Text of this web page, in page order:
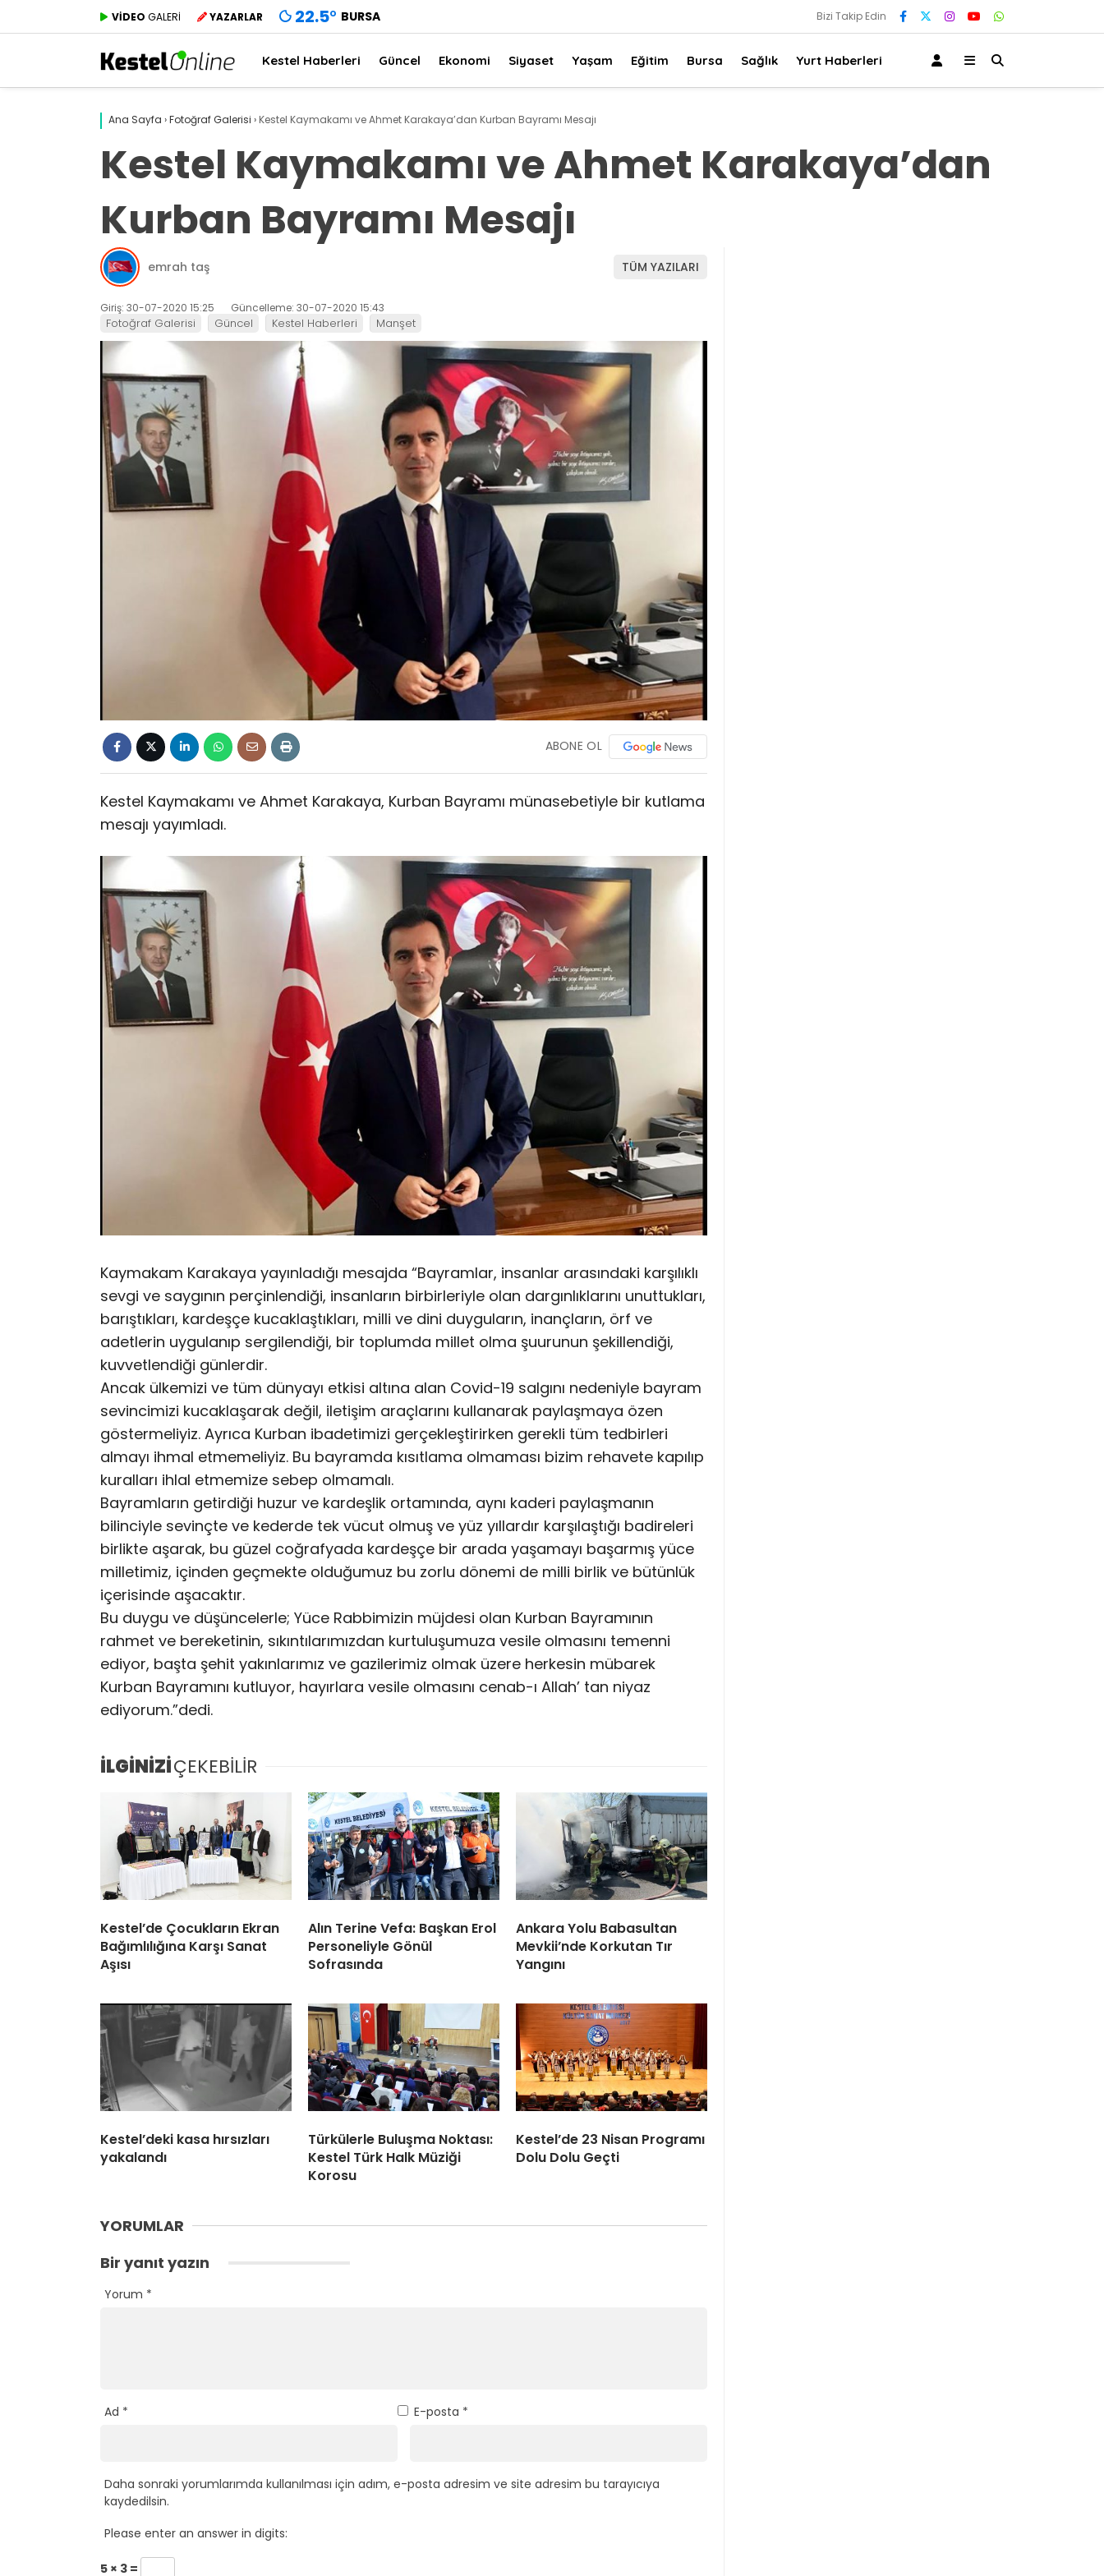
VİDEO GALERİ YAZARLAR 22.5° BURSA Bizi Takip Edin
Kestel Haberleri Güncel Ekonomi Siyaset Yaşam Eğitim Bursa Sağlık Yurt Haberleri
Ana Sayfa ›Fotoğraf Galerisi › Kestel Kaymakamı ve Ahmet Karakaya’dan Kurban Bayramı Mesajı
Kestel Kaymakamı ve Ahmet Karakaya’dan
Kurban Bayramı Mesajı
emrah taş TÜM YAZILARI
Giriş: 30-07-2020 15:25 Güncelleme: 30-07-2020 15:43
Fotoğraf Galerisi Güncel Kestel Haberleri Manşet
ABONE OL
Kestel Kaymakamı ve Ahmet Karakaya, Kurban Bayramı münasebetiyle bir kutlama
mesajı yayımladı.
Kaymakam Karakaya yayınladığı mesajda “Bayramlar, insanlar arasındaki karşılıklı
sevgi ve saygının perçinlendiği, insanların birbirleriyle olan dargınlıklarını unuttukları,
barıştıkları, kardeşçe kucaklaştıkları, milli ve dini duyguların, inançların, örf ve
adetlerin uygulanıp sergilendiği, bir toplumda millet olma şuurunun şekillendiği,
kuvvetlendiği günlerdir.
Ancak ülkemizi ve tüm dünyayı etkisi altına alan Covid-19 salgını nedeniyle bayram
sevincimizi kucaklaşarak değil, iletişim araçlarını kullanarak paylaşmaya özen
göstermeliyiz. Ayrıca Kurban ibadetimizi gerçekleştirirken gerekli tüm tedbirleri
almayı ihmal etmemeliyiz. Bu bayramda kısıtlama olmaması bizim rehavete kapılıp
kuralları ihlal etmemize sebep olmamalı.
Bayramların getirdiği huzur ve kardeşlik ortamında, aynı kaderi paylaşmanın
bilinciyle sevinçte ve kederde tek vücut olmuş ve yüz yıllardır karşılaştığı badireleri
birlikte aşarak, bu güzel coğrafyada kardeşçe bir arada yaşamayı başarmış yüce
milletimiz, içinden geçmekte olduğumuz bu zorlu dönemi de milli birlik ve bütünlük
içerisinde aşacaktır.
Bu duygu ve düşüncelerle; Yüce Rabbimizin müjdesi olan Kurban Bayramının
rahmet ve bereketinin, sıkıntılarımızdan kurtuluşumuza vesile olmasını temenni
ediyor, başta şehit yakınlarımız ve gazilerimiz olmak üzere herkesin mübarek
Kurban Bayramını kutluyor, hayırlara vesile olmasını cenab-ı Allah’ tan niyaz
ediyorum.”dedi.
İLGİNİZİÇEKEBİLİR
Kestel’de Çocukların Ekran
Bağımlılığına Karşı Sanat
Aşısı
Alın Terine Vefa: Başkan Erol
Personeliyle Gönül
Sofrasında
Ankara Yolu Babasultan
Mevkii’nde Korkutan Tır
Yangını
Kestel’deki kasa hırsızları
yakalandı
Türkülerle Buluşma Noktası:
Kestel Türk Halk Müziği
Korosu
Kestel’de 23 Nisan Programı
Dolu Dolu Geçti
YORUMLAR
Bir yanıt yazın
Yorum *
Ad * E-posta *
Daha sonraki yorumlarımda kullanılması için adım, e-posta adresim ve site adresim bu tarayıcıya
kaydedilsin.
Please enter an answer in digits:
5 × 3 =